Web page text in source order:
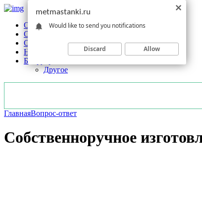
Обзоры станков
Оборудование
Обработка
Новости отрасли
Без рубрики
Другое
ГлавнаяВопрос-ответ
Собственноручное
metmastanki.ru
Would like to send you notifications
Discard Allow